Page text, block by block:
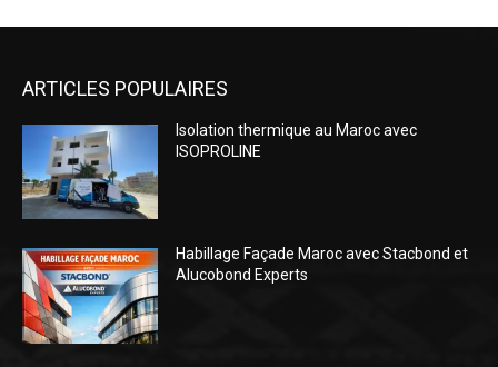
ARTICLES POPULAIRES
Isolation thermique au Maroc avec
ISOPROLINE
Habillage Façade Maroc avec Stacbond et
Alucobond Experts